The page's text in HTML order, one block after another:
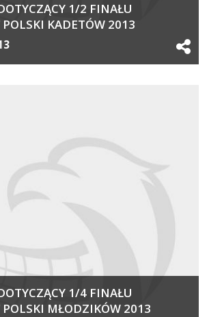
1/2 FINAŁU
KADETÓW 2013
1/4 FINAŁU
MŁODZIKÓW 2013